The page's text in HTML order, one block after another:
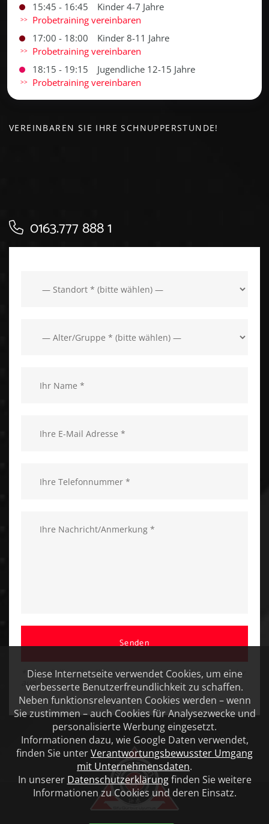
15:45 - 16:45
Kinder 4-7 Jahre
Probetraining vereinbaren
17:00 - 18:00
Kinder 8-11 Jahre
Probetraining vereinbaren
18:15 - 19:15
Jugendliche 12-15 Jahre
Probetraining vereinbaren
VEREINBAREN SIE IHRE SCHNUPPERSTUNDE!
0163.777 888 1
Senden
* Bitte füllen Sie alle mit einem Stern markierten Felder
aus
Diese Internetseite verwendet Cookies, um eine
verbesserte Benutzerfreundlichkeit zu schaffen.
Neben funktionsrelevanten Cookies werden – wenn
Sie zustimmen – auch Cookies für Analysezwecke und
personalisierte Werbung eingesetzt.
Informationen dazu, wie Google Daten verwendet,
finden Sie unterVerantwortungsbewusster Umgang
mit Unternehmensdaten.
In unserer Datenschutzerklärungfinden Sie weitere
Informationen zu Cookies und deren Einsatz.